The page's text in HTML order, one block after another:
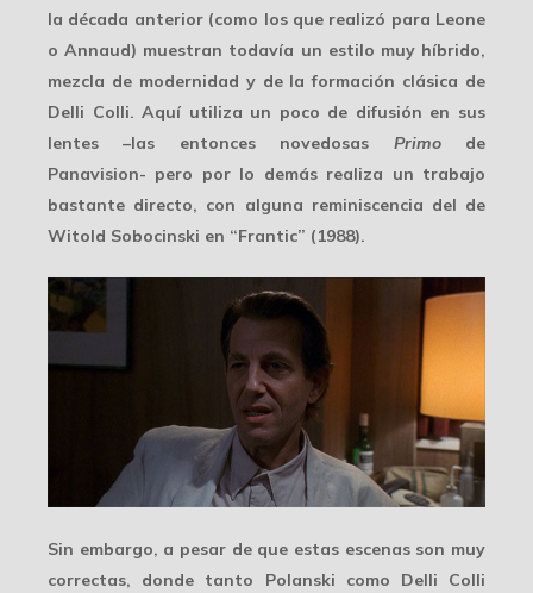
la década anterior (como los que realizó para Leone
o Annaud) muestran todavía un estilo muy híbrido,
mezcla de modernidad y de la formación clásica de
Delli Colli. Aquí utiliza un poco de difusión en sus
lentes –las entonces novedosas Primode
Panavision- pero por lo demás realiza un trabajo
bastante directo, con alguna reminiscencia del de
Witold Sobocinski en “Frantic” (1988).
Sin embargo, a pesar de que estas escenas son muy
correctas, donde tanto Polanski como Delli Colli